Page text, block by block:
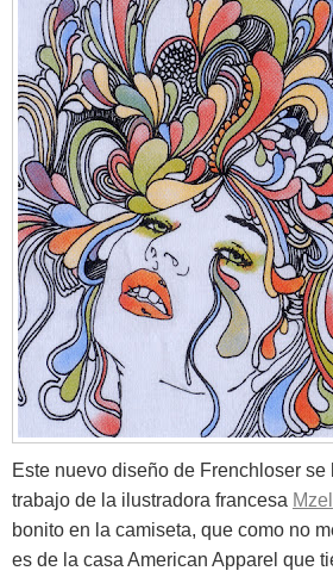
Este nuevo diseño de Frenchloser se
trabajo de la ilustradora francesa Mzel
bonito en la camiseta, que como no
es de la casa American Apparel que